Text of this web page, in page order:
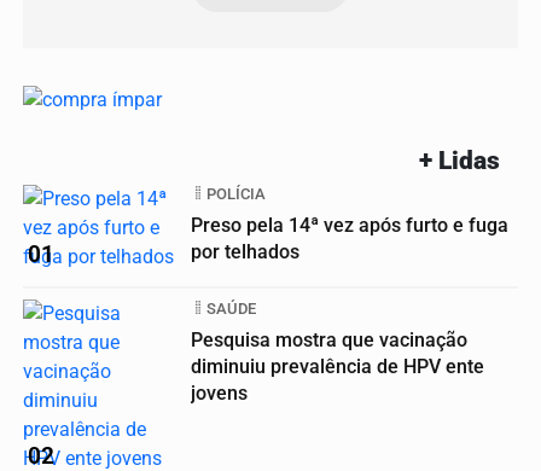
+ Lidas
01
POLÍCIA
Preso pela 14ª vez após furto e fuga
por telhados
02
SAÚDE
Pesquisa mostra que vacinação
diminuiu prevalência de HPV ente
jovens